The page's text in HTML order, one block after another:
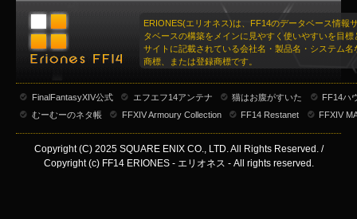
ERIONES(エリオネス)は、FF14のデータベース情報
タベースの構築をメインに見やすく使いやすいを目標
サイトに記載されている会社名・製品名・システム名
商標、または登録商標です。
FinalFantasyXIV公式 エフエフ14アンテナ 猫はお腹がすいた
FF14ハ
むーむーのネタ帳
FFXIV Armoury Collection FF14 Restanet FFXIV
Copyright (C) 2025 SQUARE ENIX CO., LTD. All Rights Reserved. /
Copyright (c) FF14 ERIONES - エリオネス - All rights reserved.